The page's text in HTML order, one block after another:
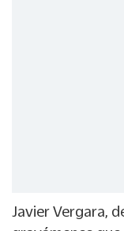
Javier Vergara,